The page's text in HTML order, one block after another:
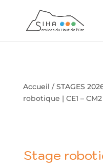
Accueil /STAGES
robotique | CE1 –
Stage